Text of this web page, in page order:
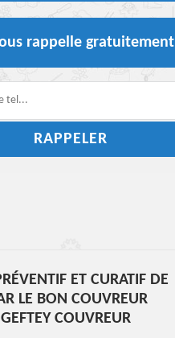
rappelle gratuitement
ET CURATIF DE
LE BON COUVREUR
COUVREUR